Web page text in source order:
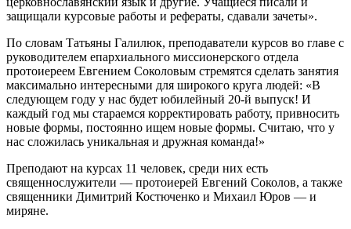
защищали курсовые работы и рефераты, сдавали зачеты».
По словам Татьяны Галилюк, преподаватели курсов во главе с
руководителем епархиального миссионерского отдела
протоиереем Евгением Соколовым стремятся сделать занятия
максимально интересными для широкого круга людей: «В
следующем году у нас будет юбилейный 20-й выпуск! И
каждый год мы стараемся корректировать работу, привносить
новые формы, постоянно ищем новые формы. Считаю, что у
нас сложилась уникальная и дружная команда!»
Преподают на курсах 11 человек, среди них есть
священнослужители — протоиерей Евгений Соколов, а также
священники Димитрий Костюченко и Михаил Юров — и
миряне.